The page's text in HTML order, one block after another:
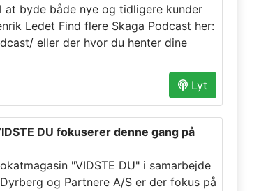
byde både nye og tidligere kunder
Ledet Find flere Skaga Podcast her:
eller der hvor du henter dine
Lyt
DU fokuserer denne gang på
"VIDSTE DU" i samarbejde
og Partnere A/S er der fokus på